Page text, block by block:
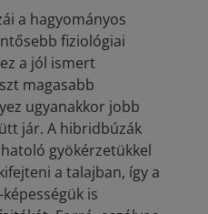
a hagyományos
fiziológiai
a jól ismert
magasabb
ugyanakkor jobb
jár. A hibridbúzák
gyökérzetükkel
a talajban, így a
is